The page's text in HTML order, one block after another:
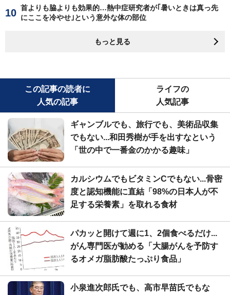
首よりも脇よりも効果的…熱中症研究者が｢暑いときは真っ先
にここを冷やせ｣という意外な体の部位
もっと見る
この記事の読者に
人気の記事
ライフの
人気記事
ギャンブルでも、旅行でも、美術品収集
でもない...和田秀樹が手を出すなという
「世の中で一番金のかかる趣味」
カルシウムでもビタミンCでもない...骨密
度と認知機能に直結「98%の日本人が不
足する栄養素」を取れる食材
パカッと開けて週に1、2個食べるだけ...
がん専門医が勧める「大腸がんを予防す
るオメガ脂肪酸たっぷり食品」
小泉進次郎氏でも、高市早苗氏でもな